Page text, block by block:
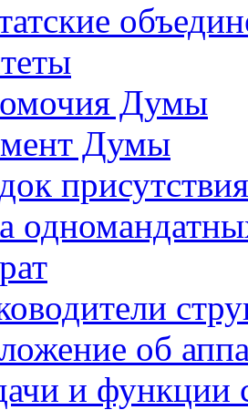
Думы
Думы
об
и функции